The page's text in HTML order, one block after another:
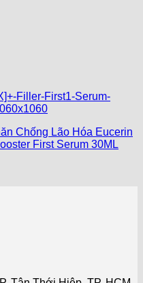
Chống Lão Hóa Eucerin
First Serum 30ML